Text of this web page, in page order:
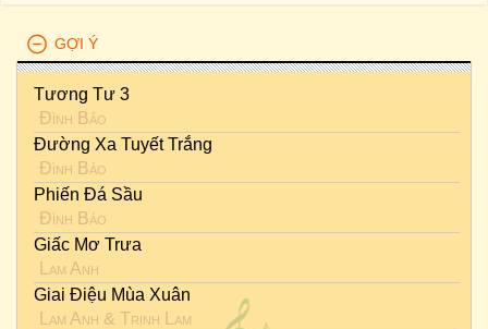
GỢI Ý
Tương Tư 3
Đình Bảo
Đường Xa Tuyết Trắng
Đình Bảo
Phiến Đá Sầu
Đình Bảo
Giấc Mơ Trưa
Lam Anh
Giai Điệu Mùa Xuân
Lam Anh & Trịnh Lam